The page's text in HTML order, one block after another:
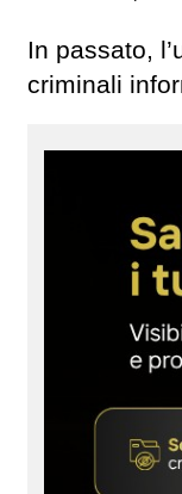
In passato,
criminali